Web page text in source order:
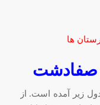
ها
صفادشت
زیر آمده است. از